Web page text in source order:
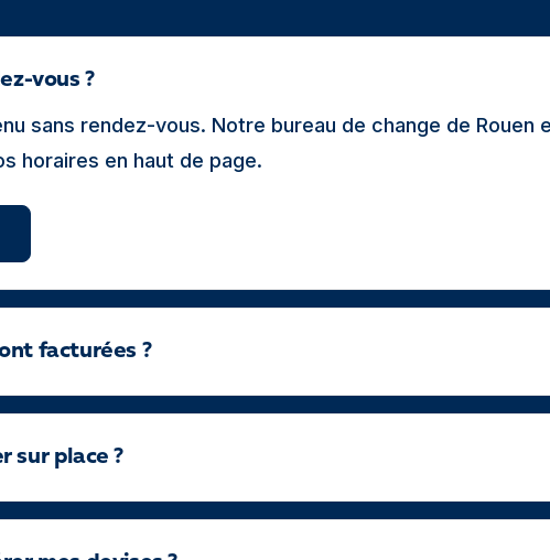
vous ?
sans rendez-vous. Notre bureau de change de Rouen
horaires en haut de page.
facturées ?
sur place ?